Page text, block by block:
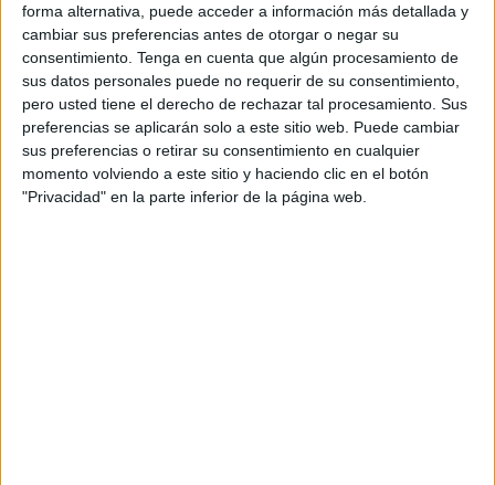
forma alternativa, puede acceder a información más detallada y
cambiar sus preferencias antes de otorgar o negar su
consentimiento. Tenga en cuenta que algún procesamiento de
sus datos personales puede no requerir de su consentimiento,
pero usted tiene el derecho de rechazar tal procesamiento. Sus
preferencias se aplicarán solo a este sitio web. Puede cambiar
sus preferencias o retirar su consentimiento en cualquier
momento volviendo a este sitio y haciendo clic en el botón
"Privacidad" en la parte inferior de la página web.
Según explican desde el Ejecutivo local, en el evento, que
se desarrolló del 28 al 30 de septiembre,los participantes
ofrecen productos turísticos (viajes, experiencias,
eventos, paquetes) atouroperadores , agencias de
viajes o empresas de incentivos.
El objetivo esta feria no otro que el de “posicionar el
turismo cultural de alto nivel, seleccionando hasta 50